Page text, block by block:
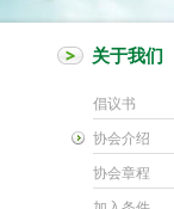
关于我们
倡议书
协会介绍
协会章程